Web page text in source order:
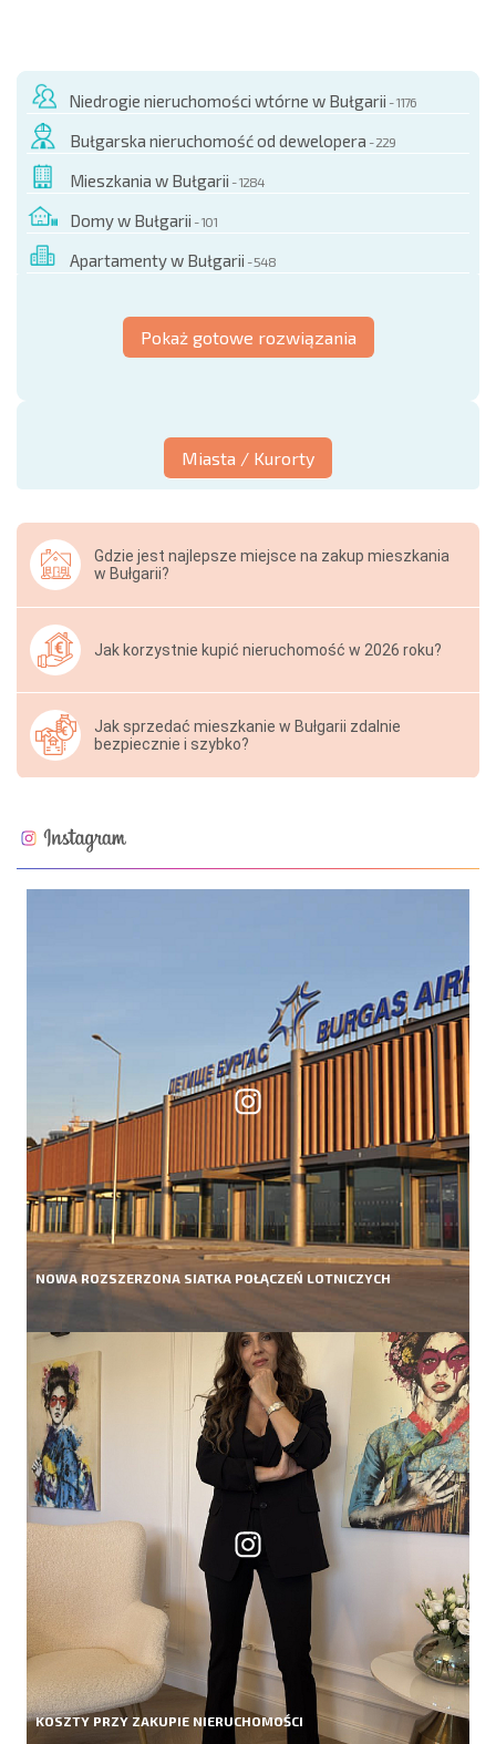
Niedrogie nieruchomości wtórne w Bułgarii - 1176
Bułgarska nieruchomość od dewelopera - 229
Mieszkania w Bułgarii - 1284
Domy w Bułgarii - 101
Apartamenty w Bułgarii - 548
Pokaż gotowe rozwiązania
Miasta / Kurorty
Gdzie jest najlepsze miejsce na zakup mieszkania
w Bułgarii?
Jak korzystnie kupić nieruchomość w 2026 roku?
Jak sprzedać mieszkanie w Bułgarii zdalnie
bezpiecznie i szybko?
NOWA ROZSZERZONA SIATKA POŁĄCZEŃ LOTNICZYCH
KOSZTY PRZY ZAKUPIE NIERUCHOMOŚCI